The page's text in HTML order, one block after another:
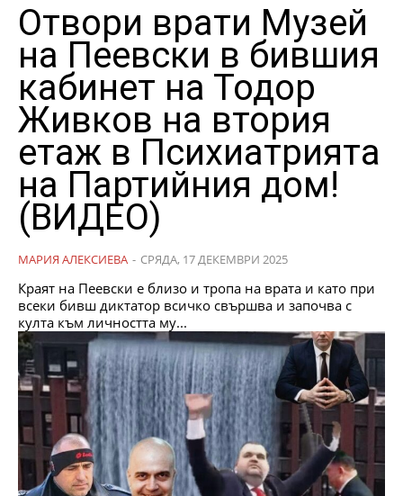
Отвори врати Музей
на Пеевски в бившия
кабинет на Тодор
Живков на втория
етаж в Психиатрията
на Партийния дом!
(ВИДЕО)
МАРИЯ АЛЕКСИЕВА - СРЯДА, 17 ДЕКЕМВРИ 2025
Краят на Пеевски е близо и тропа на врата и като при
всеки бивш диктатор всичко свършва и започва с
култа към личността му...